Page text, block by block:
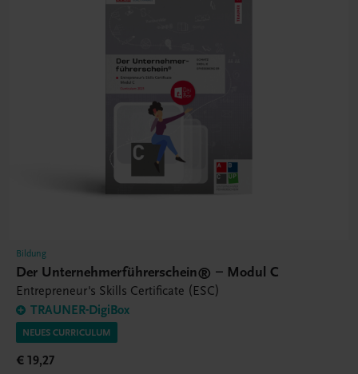
Bildung
Der Unternehmerführerschein® – Modul C
Entrepreneur's Skills Certificate (ESC)
TRAUNER-DigiBox
NEUES CURRICULUM
€ 19,27